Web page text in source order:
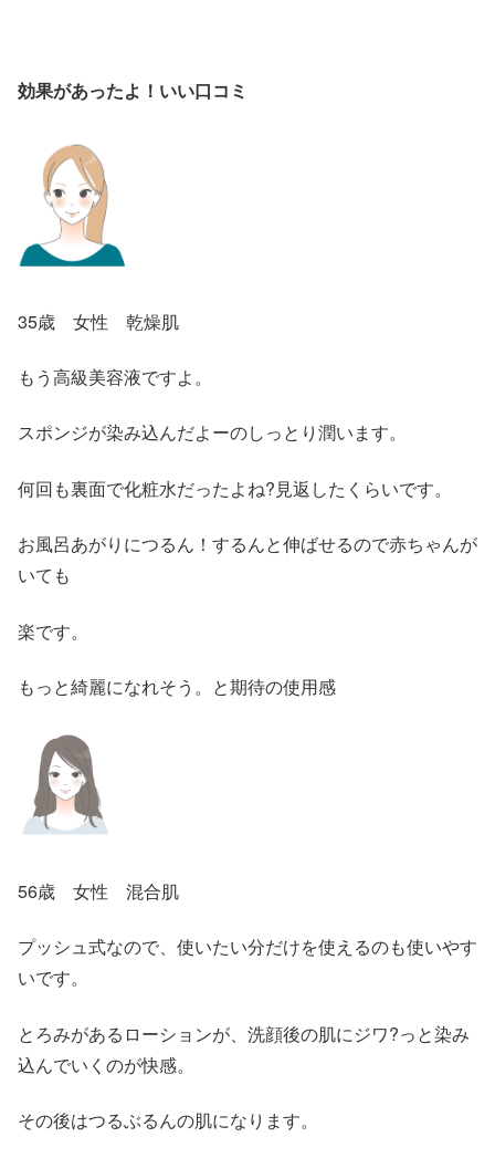
効果があったよ！いい口コミ
35歳 女性 乾燥肌
もう高級美容液ですよ。
スポンジが染み込んだよーのしっとり潤います。
何回も裏面で化粧水だったよね?見返したくらいです。
お風呂あがりにつるん！するんと伸ばせるので赤ちゃんが
いても
楽です。
もっと綺麗になれそう。と期待の使用感
56歳 女性 混合肌
プッシュ式なので、使いたい分だけを使えるのも使いやす
いです。
とろみがあるローションが、洗顔後の肌にジワ?っと染み
込んでいくのが快感。
その後はつるぶるんの肌になります。